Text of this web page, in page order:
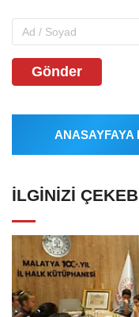
Gönder
ANASAYFAYA
İLGINIZI